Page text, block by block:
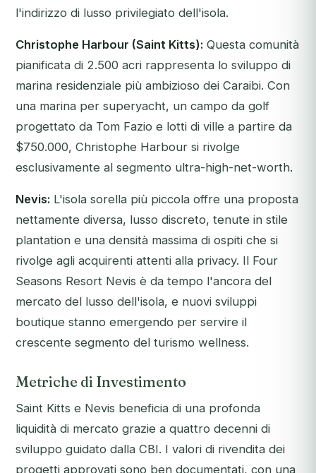
l'indirizzo di lusso privilegiato dell'isola.
Christophe Harbour (Saint Kitts): Questa comunità
pianificata di 2.500 acri rappresenta lo sviluppo di
marina residenziale più ambizioso dei Caraibi. Con
una marina per superyacht, un campo da golf
progettato da Tom Fazio e lotti di ville a partire da
$750.000, Christophe Harbour si rivolge
esclusivamente al segmento ultra-high-net-worth.
Nevis: L'isola sorella più piccola offre una proposta
nettamente diversa, lusso discreto, tenute in stile
plantation e una densità massima di ospiti che si
rivolge agli acquirenti attenti alla privacy. Il Four
Seasons Resort Nevis è da tempo l'ancora del
mercato del lusso dell'isola, e nuovi sviluppi
boutique stanno emergendo per servire il
crescente segmento del turismo wellness.
Metriche di Investimento
Saint Kitts e Nevis beneficia di una profonda
liquidità di mercato grazie a quattro decenni di
sviluppo guidato dalla CBI. I valori di rivendita dei
progetti approvati sono ben documentati, con una